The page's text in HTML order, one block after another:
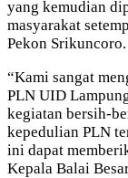
yang kemudian
masyarakat
Pekon Srikuncoro.
“Kami sangat
PLN UID
kegiatan bersih-
kepedulian PLN
ini dapat
Kepala Balai